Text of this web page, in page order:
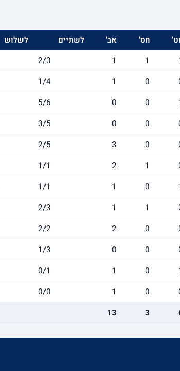
חס' אב' לשתיים לשלוש
1
1
2/3
0
1
1/4
0
0
5/6
0
0
3/5
0
3
2/5
1
2
1/1
0
1
1/1
1
1
2/3
0
2
2/2
0
0
1/3
0
1
0/1
0
1
0/0
3
13